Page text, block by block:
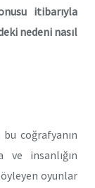
itibarıyla
nedeni nasıl
coğrafyanın
insanlığın
oyunlar